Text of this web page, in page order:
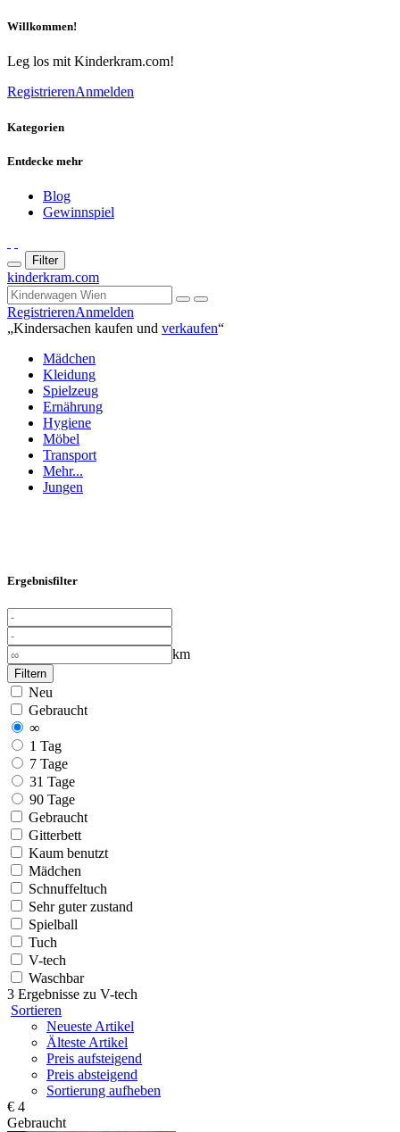
Willkommen!
Leg los mit Kinderkram.com!
RegistrierenAnmelden
Kategorien
Entdecke mehr
Blog
Gewinnspiel
Filter
kinderkram.com
RegistrierenAnmelden
„Kindersachen kaufen und verkaufen“
Mädchen
Kleidung
Spielzeug
Ernährung
Hygiene
Möbel
Transport
Mehr...
Jungen
Ergebnisfilter
km
Filtern
Neu
Gebraucht
∞
1 Tag
7 Tage
31 Tage
90 Tage
Gebraucht
Gitterbett
Kaum benutzt
Mädchen
Schnuffeltuch
Sehr guter zustand
Spielball
Tuch
V-tech
Waschbar
3 Ergebnisse zu V-tech
Sortieren
Neueste Artikel
Älteste Artikel
Preis aufsteigend
Preis absteigend
Sortierung aufheben
€ 4
Gebraucht